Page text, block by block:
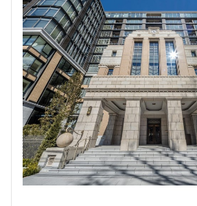
3階３０８
313,000円15,000円
1.0ヶ月 無
1LDK+N+WIC+SIC55.00㎡
三井の賃貸 ペット可 タワー
お問合せ